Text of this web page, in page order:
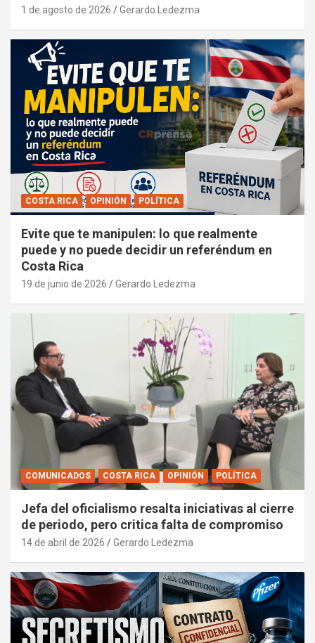
1 de agosto de 2026 Gerardo Ledezma
COSTA RICA OPINIÓN POLÍTICA
Evite que te manipulen: lo que realmente
puede y no puede decidir un referéndum en
Costa Rica
19 de junio de 2026 Gerardo Ledezma
COMUNICADOS COSTA RICA OPINIÓN POLÍTICA
Jefa del oficialismo resalta iniciativas al cierre
de periodo, pero critica falta de compromiso
14 de abril de 2026 Gerardo Ledezma